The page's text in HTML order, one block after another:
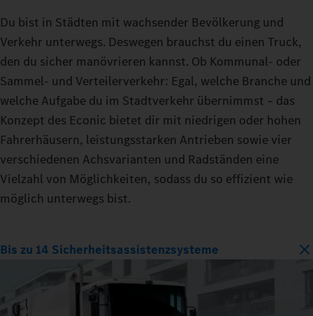
Du bist in Städten mit wachsender Bevölkerung und
Verkehr unterwegs. Deswegen brauchst du einen Truck,
den du sicher manövrieren kannst. Ob Kommunal- oder
Sammel- und Verteilerverkehr: Egal, welche Branche und
welche Aufgabe du im Stadtverkehr übernimmst – das
Konzept des Econic bietet dir mit niedrigen oder hohen
Fahrerhäusern, leistungsstarken Antrieben sowie vier
verschiedenen Achsvarianten und Radständen eine
Vielzahl von Möglichkeiten, sodass du so effizient wie
möglich unterwegs bist.
Bis zu 14 Sicherheitsassistenzsysteme